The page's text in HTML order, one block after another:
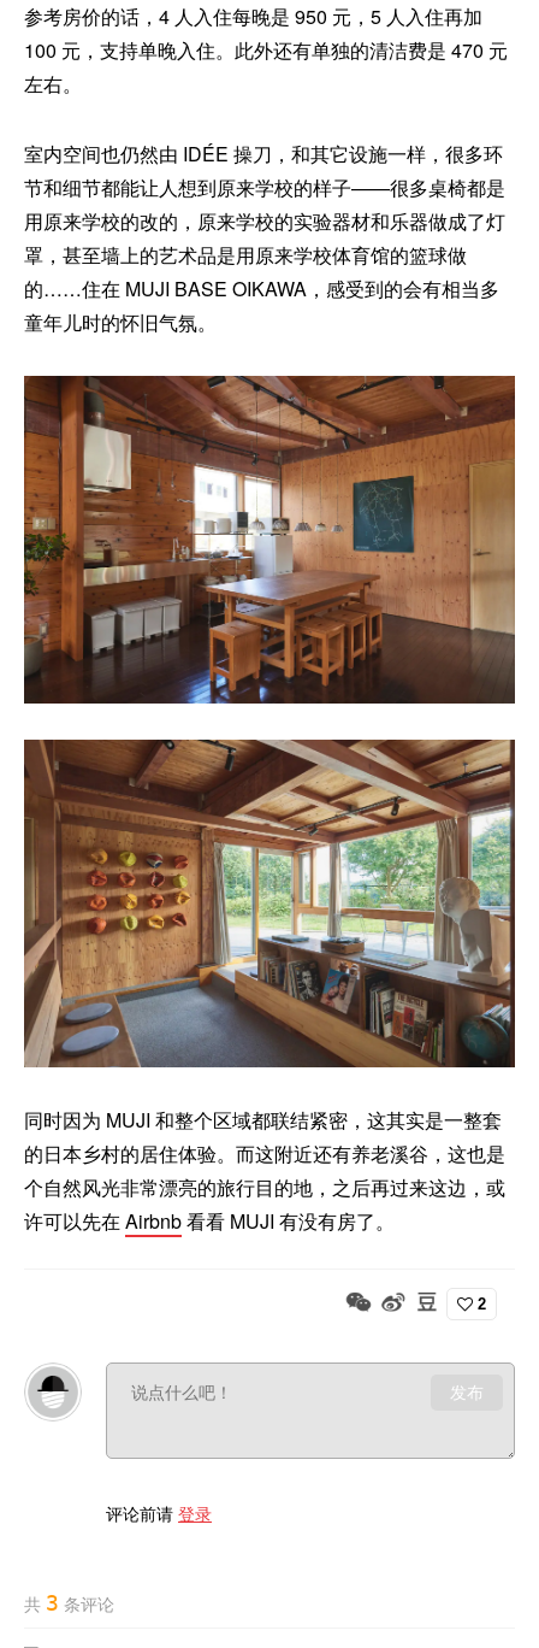
参考房价的话，4 人入住每晚是 950 元，5 人入住再加
100 元，支持单晚入住。此外还有单独的清洁费是 470 元
左右。
室内空间也仍然由 IDÉE 操刀，和其它设施一样，很多环
节和细节都能让人想到原来学校的样子——很多桌椅都是
用原来学校的改的，原来学校的实验器材和乐器做成了灯
罩，甚至墙上的艺术品是用原来学校体育馆的篮球做
的……住在 MUJI BASE OIKAWA，感受到的会有相当多
童年儿时的怀旧气氛。
同时因为 MUJI 和整个区域都联结紧密，这其实是一整套
的日本乡村的居住体验。而这附近还有养老溪谷，这也是
个自然风光非常漂亮的旅行目的地，之后再过来这边，或
许可以先在 Airbnb看看 MUJI 有没有房了。
2
发布
评论前请 登录
共 3 条评论